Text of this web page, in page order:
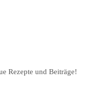
Rezepte und Beiträge!